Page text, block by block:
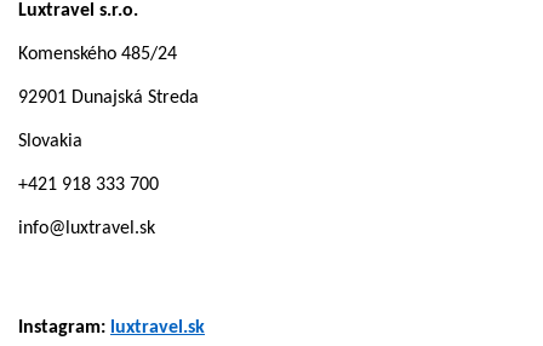
Luxtravel s.r.o.
Komenského 485/24
92901 Dunajská Streda
Slovakia
+421 918 333 700
info@luxtravel.sk
Instagram: luxtravel.sk